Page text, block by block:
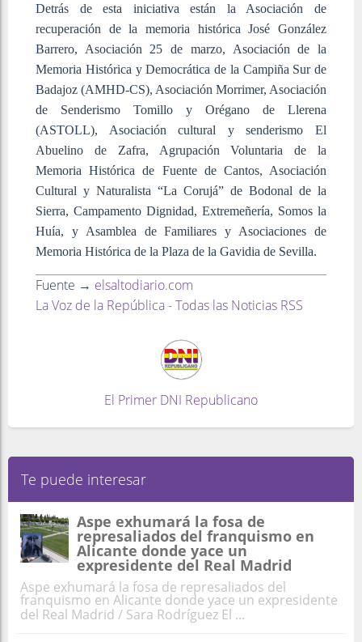
Detrás de esta iniciativa están la Asociación de
recuperación de la memoria histórica José González
Barrero, Asociación 25 de marzo, Asociación de la
Memoria Histórica y Democrática de la Campiña Sur de
Badajoz (AMHD-CS), Asociación Morrimer, Asociación
de Senderismo Tomillo y Orégano de Llerena
(ASTOLL), Asociación cultural y senderismo El
Abuelino de Zafra, Agrupación Voluntaria de la
Memoria Histórica de Fuente de Cantos, Asociación
Cultural y Naturalista “La Corujá” de Bodonal de la
Sierra, Campamento Dignidad, Extremeñería, Somos la
Huía, y Asamblea de Familiares y Asociaciones de
Memoria Histórica de la Plaza de la Gavidia de Sevilla.
Fuente → elsaltodiario.com
La Voz de la República - Todas las Noticias RSS
El Primer DNI Republicano
Te puede interesar
Aspe exhumará la fosa de
represaliados del franquismo en
Alicante donde yace un
expresidente del Real Madrid
Aspe exhumará la fosa de represaliados del
franquismo en Alicante donde yace un expresidente
del Real Madrid / Sara Rodríguez El ...